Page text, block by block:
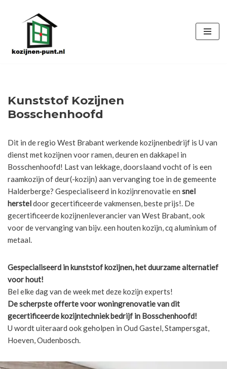
de
Kunststof Kozijnen
Bosschenhoofd
Dit in de regio West Brabant werkende kozijnenbedrijf is U van
dienst met kozijnen voor ramen, deuren en dakkapel in
Bosschenhoofd! Last van lekkage, doorslaand vocht of is een
raamkozijn of deur(-kozijn) aan vervanging toe in de gemeente
Halderberge? Gespecialiseerd in kozijnrenovatie en snel
hersteldoor gecertificeerde vakmensen, beste prijs!. De
gecertificeerde kozijnenleverancier van West Brabant, ook
voor de vervanging van bijv. een houten kozijn, cq aluminium of
metaal.
Gespecialiseerd in kunststof kozijnen, het duurzame alternatief
voor hout!
Bel elke dag van de week met deze kozijn experts!
De scherpsteofferte voor woningrenovatie van dit
gecertificeerde kozijntechniek bedrijf in Bosschenhoofd!
U wordt uiteraard ook geholpen in Oud Gastel, Stampersgat,
Hoeven, Oudenbosch.